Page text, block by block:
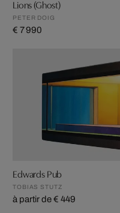
Lions (Ghost)
PETER DOIG
€ 7 990
Edwards Pub
TOBIAS STUTZ
à partir de € 449